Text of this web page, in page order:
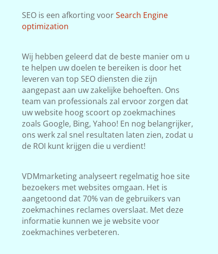
SEO is een afkorting voorSearch Engine
optimization
Wij hebben geleerd dat de beste manier om u
te helpen uw doelen te bereiken is door het
leveren van top SEO diensten die zijn
aangepast aan uw zakelijke behoeften. Ons
team van professionals zal ervoor zorgen dat
uw website hoog scoort op zoekmachines
zoals Google, Bing, Yahoo! En nog belangrijker,
ons werk zal snel resultaten laten zien, zodat u
de ROI kunt krijgen die u verdient!
VDMmarketing analyseert regelmatig hoe site
bezoekers met websites omgaan. Het is
aangetoond dat 70% van de gebruikers van
zoekmachines reclames overslaat. Met deze
informatie kunnen we je website voor
zoekmachines verbeteren.